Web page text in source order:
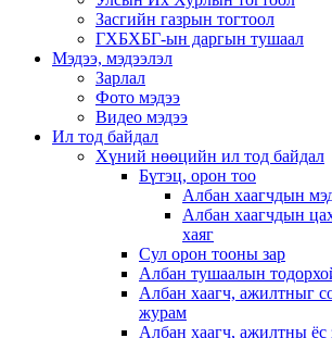
Засгийн газрын тогтоол
ГХБХБГ-ын даргын тушаал
Мэдээ, мэдээлэл
Зарлал
Фото мэдээ
Видео мэдээ
Ил тод байдал
Хүний нөөцийн ил тод байдал
Бүтэц, орон тоо
Албан хаагчдын
Албан хаагчдын
хаяг
Сул орон тооны зар
Албан тушаалын
Албан хаагч, ажилтныг
журам
Албан хаагч, ажилтны ёс